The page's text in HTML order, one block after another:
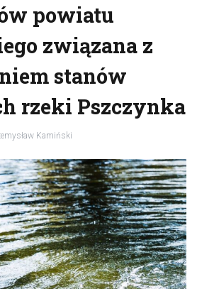
powiatu
związana z
stanów
rzeki Pszczynka
Kamiński